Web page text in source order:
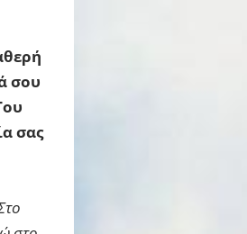
σου
σας